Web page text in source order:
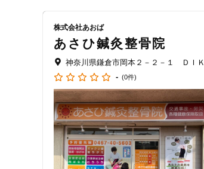
株式会社あおば
あさひ鍼灸整骨院
神奈川県鎌倉市岡本２－２－１ ＤＩ
- (0件)